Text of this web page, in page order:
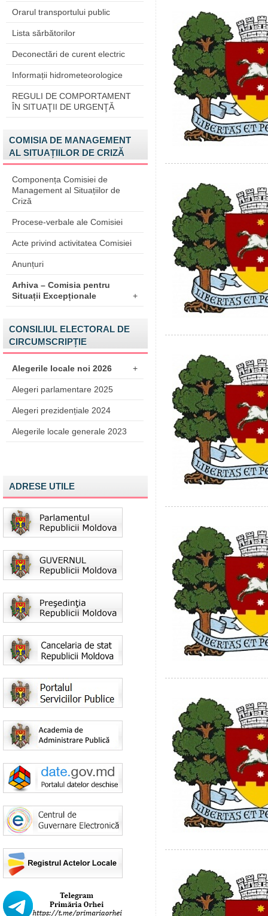
Orarul transportului public
Lista sărbătorilor
Deconectări de curent electric
Informații hidrometeorologice
REGULI DE COMPORTAMENT
ÎN SITUAŢII DE URGENŢĂ
COMISIA DE MANAGEMENT
AL SITUAȚIILOR DE CRIZĂ
Componența Comisiei de
Management al Situațiilor de
Criză
Procese-verbale ale Comisiei
Acte privind activitatea Comisiei
Anunțuri
Arhiva – Comisia pentru
Situații Excepționale
+
CONSILIUL ELECTORAL DE
CIRCUMSCRIPȚIE
Alegerile locale noi 2026 +
Alegeri parlamentare 2025
Alegeri prezidențiale 2024
Alegerile locale generale 2023
ADRESE UTILE